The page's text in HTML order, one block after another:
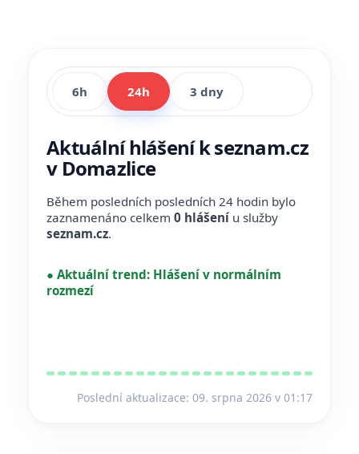
6h 24h 3 dny
Aktuální hlášení k seznam.cz
v Domazlice
Během posledních posledních 24 hodin bylo
zaznamenáno celkem 0 hlášení u služby
seznam.cz.
● Aktuální trend: Hlášení v normálním
rozmezí
Poslední aktualizace: 09. srpna 2026 v 01:17